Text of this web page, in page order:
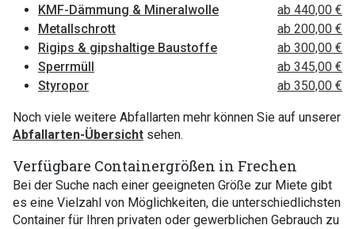
KMF-Dämmung & Mineralwolle
ab 440,00 €
Metallschrott
ab 200,00 €
Rigips & gipshaltige Baustoffe
ab 300,00 €
Sperrmüll
ab 345,00 €
Styropor
ab 350,00 €
Noch viele weitere Abfallarten mehr können Sie auf unserer
Abfallarten-Übersicht sehen.
Verfügbare Containergrößen in Frechen
Bei der Suche nach einer geeigneten Größe zur Miete gibt
es eine Vielzahl von Möglichkeiten, die unterschiedlichsten
Container für Ihren privaten oder gewerblichen Gebrauch zu